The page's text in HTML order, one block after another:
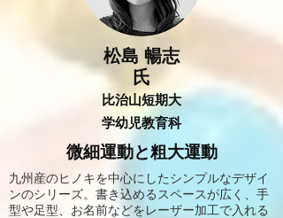
松島 暢志
氏
比治山短期大
学​幼児教育科
微細運動と粗大運動
九州産のヒノキを中心にしたシンプルなデザイ
ンのシリーズ。書き込めるスペースが広く、手
型や足型、お名前などをレーザー加工で入れる